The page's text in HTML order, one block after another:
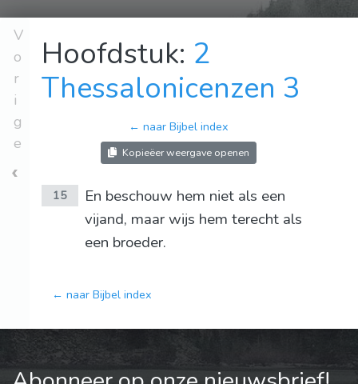
V
o
r
i
g
e
Hoofdstuk: 2
Thessalonicenzen 3
← naar Bijbel index
Kopieëer weergave openen
15
En beschouw hem niet als een
vijand, maar wijs hem terecht als
een broeder.
← naar Bijbel index